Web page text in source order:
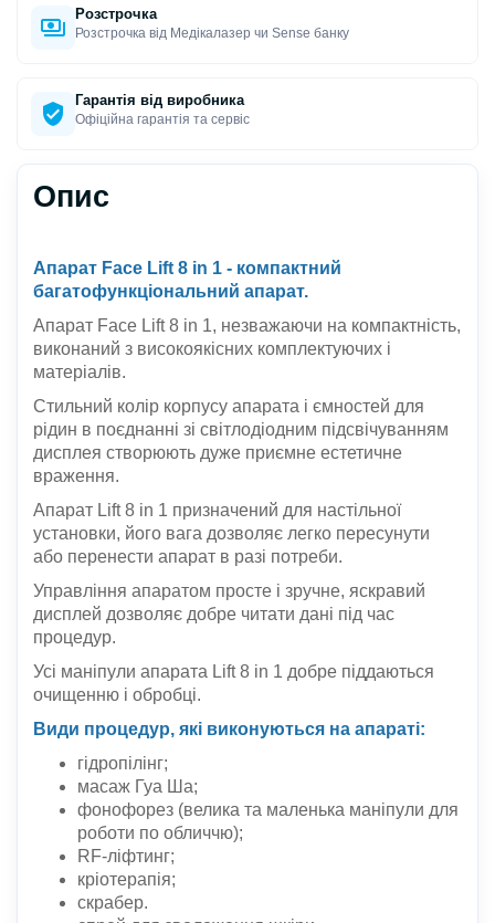
Розстрочка
Розстрочка від Медікалазер чи Sense банку
Гарантія від виробника
Офіційна гарантія та сервіс
Опис
Апарат Face Lift 8 in 1 - компактний
багатофункціональний апарат.
Апарат Face Lift 8 in 1, незважаючи на компактність,
виконаний з високоякісних комплектуючих і
матеріалів.
Стильний колір корпусу апарата і ємностей для
рідин в поєднанні зі світлодіодним підсвічуванням
дисплея створюють дуже приємне естетичне
враження.
Апарат Lift 8 in 1 призначений для настільної
установки, його вага дозволяє легко пересунути
або перенести апарат в разі потреби.
Управління апаратом просте і зручне, яскравий
дисплей дозволяє добре читати дані під час
процедур.
Усі маніпули апарата Lift 8 in 1 добре піддаються
очищенню і обробці.
Види процедур, які виконуються на апараті:
гідропілінг;
масаж Гуа Ша;
фонофорез (велика та маленька маніпули для
роботи по обличчю);
RF-ліфтинг;
кріотерапія;
скрабер.